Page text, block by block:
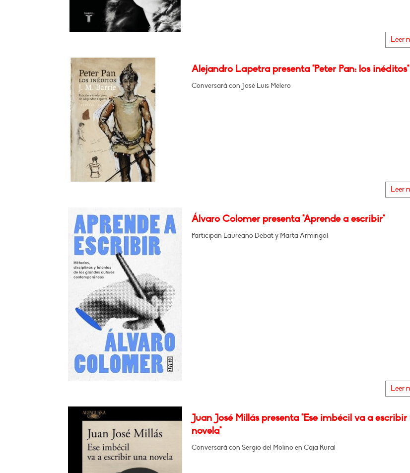
Leer
Alejandro Lapetra presenta "Peter Pan: los inéditos"
Conversará con José Luis Melero
Leer
Álvaro Colomer presenta "Aprende a escribir"
Participan Laureano Debat y Marta Armingol
Leer
Juan José Millás presenta "Ese imbécil va a escribir
novela"
Conversará con Sergio del Molino en Caja Rural